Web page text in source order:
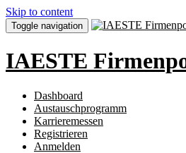
Skip to content
Toggle navigation
IAESTE
Dashboard
Austauschprogramm
Karrieremessen
Registrieren
Anmelden